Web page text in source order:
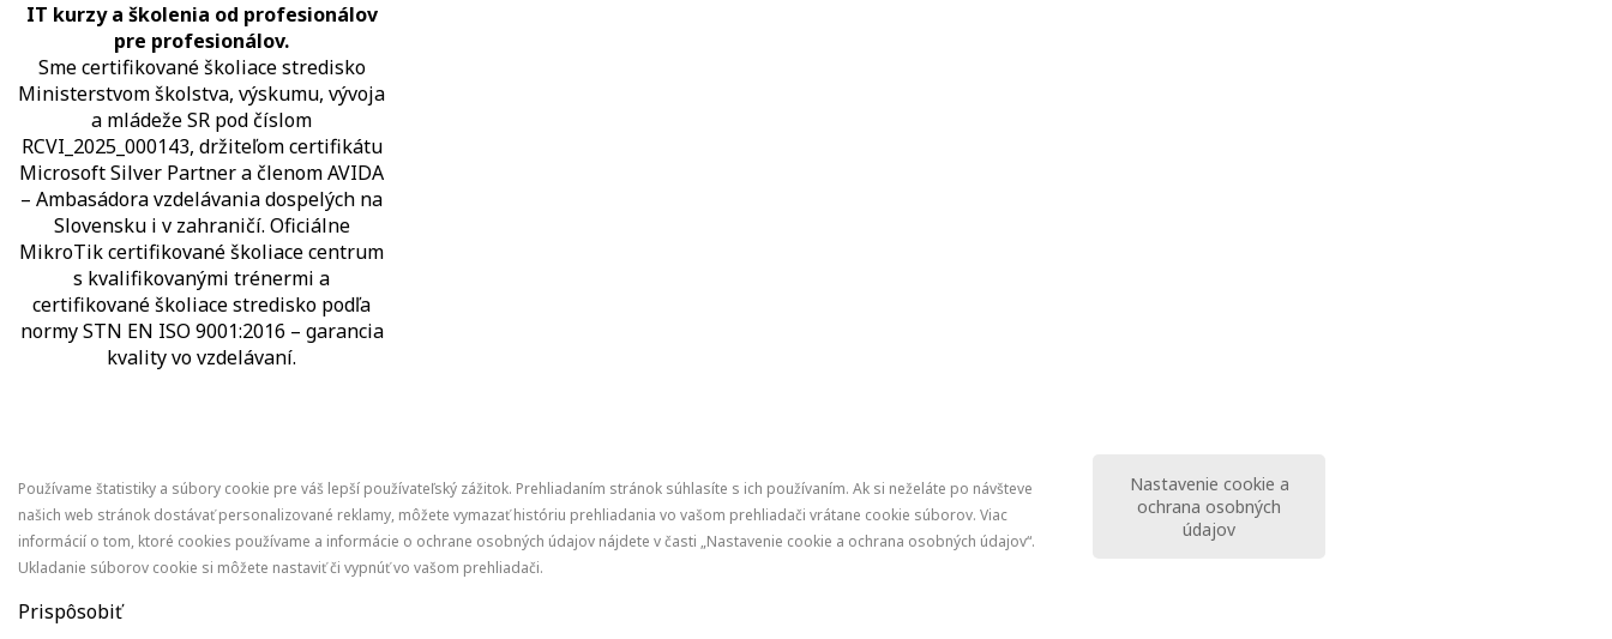
IT kurzy a školenia od profesionálov
pre profesionálov.
Sme certifikované školiace stredisko
Ministerstvom školstva, výskumu, vývoja
a mládeže SR pod číslom
RCVI_2025_000143, držiteľom certifikátu
Microsoft Silver Partner a členom AVIDA
– Ambasádora vzdelávania dospelých na
Slovensku i v zahraničí.​​​​​​​​​​​​​​​​ Oficiálne
MikroTik certifikované školiace centrum
s kvalifikovanými trénermi ​​​​​​​​​​a
certifikované školiace stredisko podľa
normy STN EN ISO 9001:2016 – garancia
kvality vo vzdelávaní.
Používame štatistiky a súbory cookie pre váš lepší používateľský zážitok. Prehliadaním stránok súhlasíte s ich používaním. Ak si neželáte po návšteve
našich web stránok dostávať personalizované reklamy, môžete vymazať históriu prehliadania vo vašom prehliadači vrátane cookie súborov. Viac
informácií o tom, ktoré cookies používame a informácie o ochrane osobných údajov nájdete v časti „Nastavenie cookie a ochrana osobných údajov“.
Ukladanie súborov cookie si môžete nastaviť či vypnúť vo vašom prehliadači.
Prispôsobiť
Nastavenie cookie a
ochrana osobných
údajov